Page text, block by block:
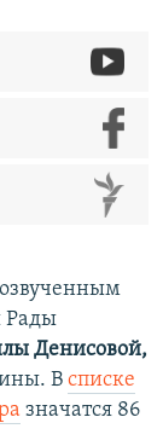
Рады
Денисовой,
В списке
значатся 86